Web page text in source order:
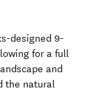
designed 9-
for a full
and
the natural